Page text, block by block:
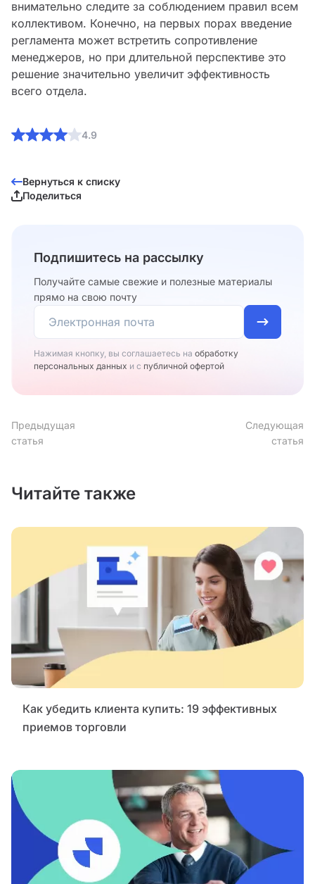
внимательно следите за соблюдением правил всем
коллективом. Конечно, на первых порах введение
регламента может встретить сопротивление
менеджеров, но при длительной перспективе это
решение значительно увеличит эффективность
всего отдела.
4.9
Вернуться к списку
Поделиться
Подпишитесь на рассылку
Получайте самые свежие и полезные материалы
прямо на свою почту
Нажимая кнопку, вы соглашаетесь на обработку
персональных данных и с публичной офертой
Предыдущая
статья
Следующая
статья
Читайте также
Как убедить клиента купить: 19 эффективных
приемов торговли